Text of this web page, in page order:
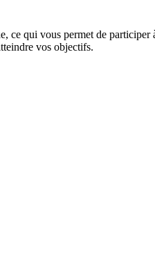
qui vous permet de
vos objectifs.